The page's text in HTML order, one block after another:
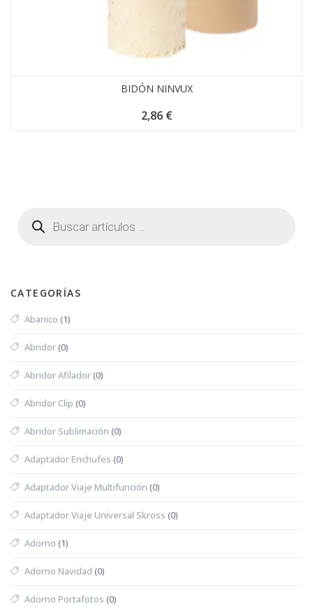
BIDÓN NINVUX
2,86 €
CATEGORÍAS
Abanico (1)
Abridor(0)
Abridor Afilador(0)
Abridor Clip (0)
Abridor Sublimación (0)
Adaptador Enchufes (0)
Adaptador Viaje Multifunción (0)
Adaptador Viaje Universal Skross (0)
Adorno (1)
Adorno Navidad (0)
Adorno Portafotos (0)